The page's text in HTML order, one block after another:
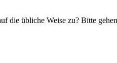
die übliche Weise zu? Bitte